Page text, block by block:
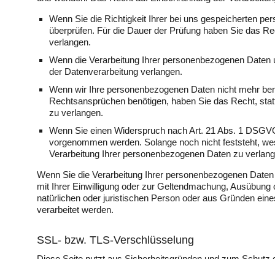
Wenn Sie die Richtigkeit Ihrer bei uns gespeicherten
überprüfen. Für die Dauer der Prüfung haben Sie das
verlangen.
Wenn die Verarbeitung Ihrer personenbezogenen
der Datenverarbeitung verlangen.
Wenn wir Ihre personenbezogenen Daten nicht mehr
Rechtsansprüchen benötigen, haben Sie das Recht,
zu verlangen.
Wenn Sie einen Widerspruch nach Art. 21 Abs. 1
vorgenommen werden. Solange noch nicht feststeht,
Verarbeitung Ihrer personenbezogenen Daten zu
Wenn Sie die Verarbeitung Ihrer personenbezogenen
mit Ihrer Einwilligung oder zur Geltendmachung,
natürlichen oder juristischen Person oder aus Gründen
verarbeitet werden.
SSL- bzw. TLS-Verschlüsselung